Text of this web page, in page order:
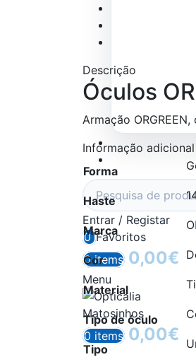
Entrar / Registar
0Favoritos
0items 0,00€
Menu
0 items 0,00€
Descrição
Óculos
Armação
Informação adicional
Forma
Haste
Marca
Cor
Material
Tipo de óculo
Tipo